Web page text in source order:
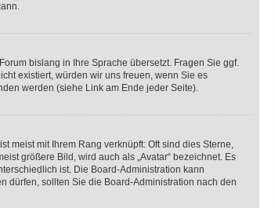
bislang in Ihre Sprache übersetzt. Fragen Sie ggf.
existiert, würden wir uns freuen, wenn Sie es
werden (siehe Link am Ende jeder Seite).
meist mit Ihrem Rang verknüpft: Oft sind dies Sterne,
größere Bild, wird auch als „Avatar“ bezeichnet. Es
ist. Die Board-Administration kann
dürfen, sollten Sie die Board-Administration nach den